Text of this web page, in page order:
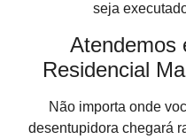
seja
Atendemos
Residencial
Não importa onde
desentupidora chegará